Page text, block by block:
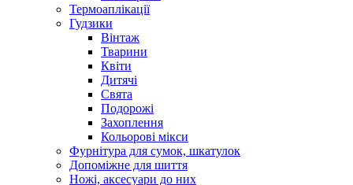
Термоаплікації
Гудзики
Вінтаж
Тварини
Квіти
Дитячі
Свята
Подорожі
Захоплення
Кольорові мікси
Фурнітура для сумок, шкатулок
Допоміжне для шиття
Ножі, аксесуари до них